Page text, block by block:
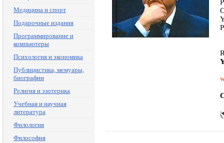
Медицина и спорт
Подарочные издания
Программирование и
компьютеры
Психология и экономика
Публицистика, мемуары,
биографии
Религия и эзотерика
Учебная и научная
литература
Филология
Философия